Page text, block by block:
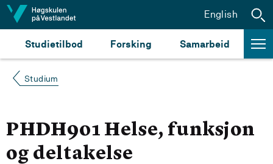
Hopp til innhald
Studietilbod Forsking Samarbeid
English
Studium
PHDH901 Helse, funksjon
og deltakelse